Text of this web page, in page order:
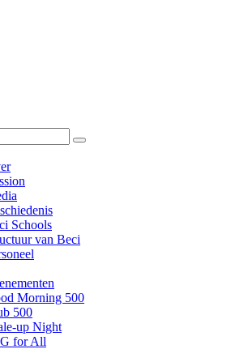
Schools
van Beci
Morning 500
500
up Night
for All